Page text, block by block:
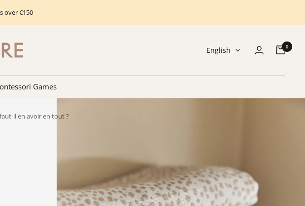
over €150
Language
English 0
Games
il en avoir en tout ?